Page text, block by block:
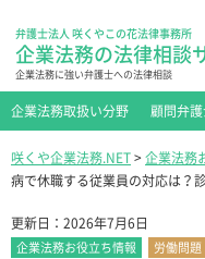
弁護士法人 咲くやこの花法律事務所
企業法務の法律相談
企業法務に強い弁護士への法律相談
企業法務取扱い分野 顧問弁
咲くや企業法務.NET>企業法務
病で休職する従業員の対応は？
更新日： 2026年7月6日
企業法務お役立ち情報 労働問